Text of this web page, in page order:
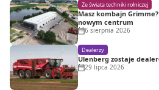
Ze świata techniki rolniczej
Masz kombajn
nowym centrum
6 sierpnia 2026
Dealerzy
Ulenberg zostaje
29 lipca 2026